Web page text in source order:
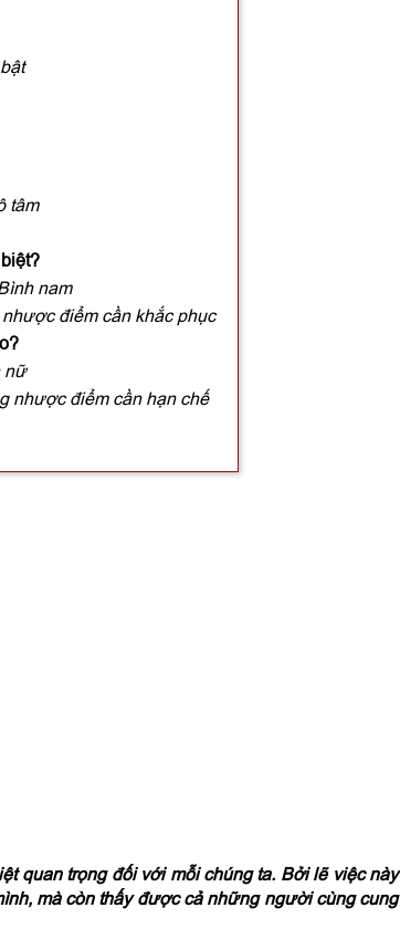
tâm
nam
điểm cần khắc phục
nữ
nhược điểm cần hạn chế
quan trọng đối với mỗi chúng ta. Bởi lẽ việc này
mà còn thấy được cả những người cùng cung